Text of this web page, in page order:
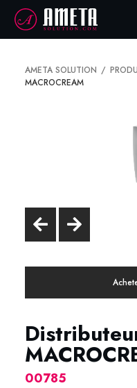
AMETA SOLUTION
MACROCREAM
00785